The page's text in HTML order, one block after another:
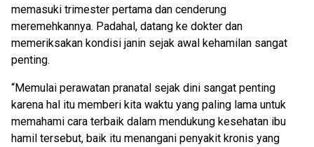
memasuki trimester pertama dan cenderung
meremehkannya. Padahal, datang ke dokter dan
memeriksakan kondisi janin sejak awal kehamilan sangat
penting.
“Memulai perawatan pranatal sejak dini sangat penting
karena hal itu memberi kita waktu yang paling lama untuk
memahami cara terbaik dalam mendukung kesehatan ibu
hamil tersebut, baik itu menangani penyakit kronis yang